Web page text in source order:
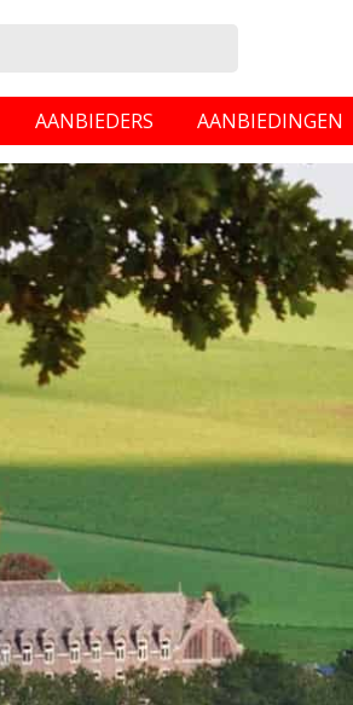
AANBIEDERS AANBIEDINGEN